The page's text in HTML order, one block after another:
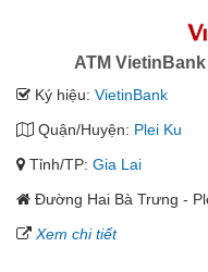
ATM
Ký hiệu: VietinBank
Quận/Huyện: Plei Ku
Tỉnh/TP: Gia Lai
Đường Hai Bà Trưng -
Xem chi tiết